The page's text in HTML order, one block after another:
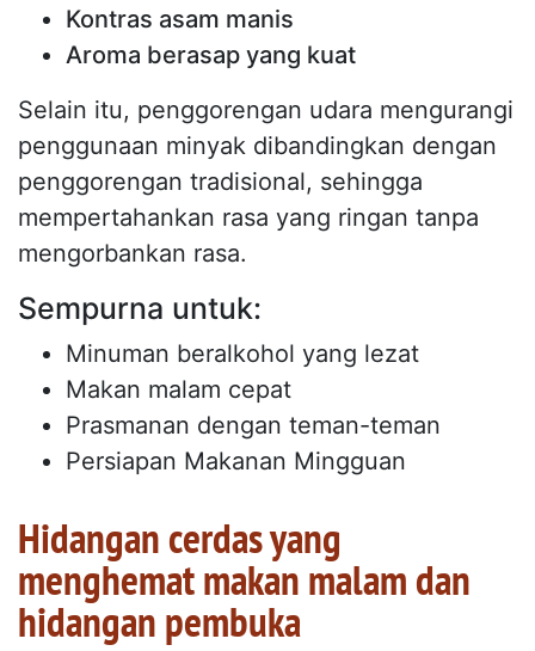
Kontras asam manis
Aroma berasap yang kuat
Selain itu, penggorengan udara mengurangi
penggunaan minyak dibandingkan dengan
penggorengan tradisional, sehingga
mempertahankan rasa yang ringan tanpa
mengorbankan rasa.
Sempurna untuk:
Minuman beralkohol yang lezat
Makan malam cepat
Prasmanan dengan teman-teman
Persiapan Makanan Mingguan
Hidangan cerdas yang
menghemat makan malam dan
hidangan pembuka